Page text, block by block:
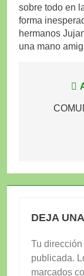
sobre todo en
forma
hermanos
una mano
DEJA
Tu
publicada.
marcados